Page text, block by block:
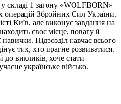
складі 1 загону «WOLFBORN»
операцій Збройних Сил України.
Київ, але виконує завдання на
своє місце, повагу й
навички. Підрозділ навчає всього
тих, хто прагне розвиватися.
до викликів, хоче стати
українське військо.